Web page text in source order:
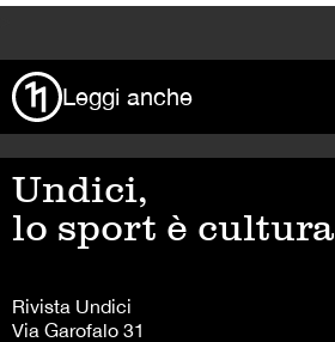
Leggi anche
Undici,
lo sport è cultura
Rivista Undici
Via Garofalo 31